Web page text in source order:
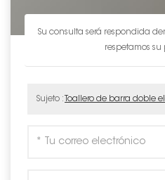
Su consulta será respondida
respetamos
Sujeto : Toallero de barra doble